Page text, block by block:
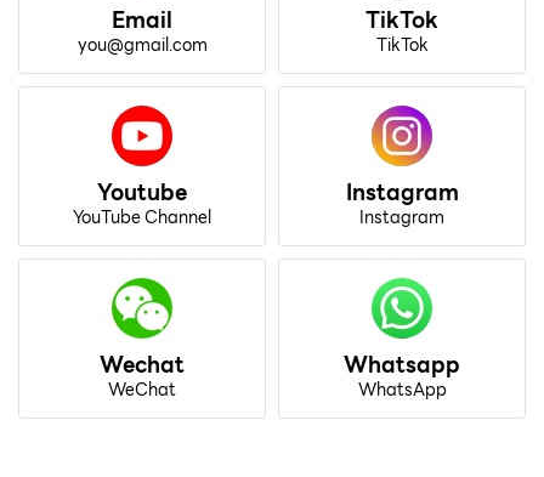
Email
you@gmail.com
TikTok
TikTok
Youtube
YouTube Channel
Instagram
Instagram
Wechat
WeChat
Whatsapp
WhatsApp